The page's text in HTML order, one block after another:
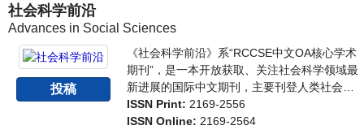
社会科学前沿
Advances in Social Sciences
投稿
《社会科学前沿》系“RCCSE中文OA核心学术
期刊”，是一本开放获取、关注社会科学领域最
新进展的国际中文期刊，主要刊登人类社会各
种现象和社会科学理论，包括经济、文化、历
史等社会学学术论文和成果报道及评述。本刊
ISSN Print: 2169-2556
ISSN Online: 2169-2564